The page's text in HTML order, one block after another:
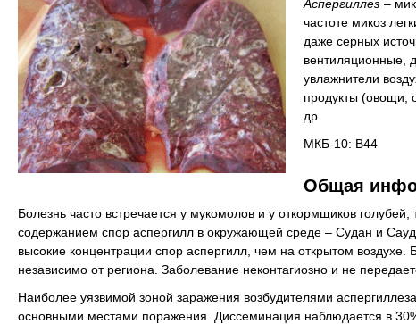
Аспергиллез –
частоте микоз
даже серных
вентиляционные,
увлажнители
продукты (овощи,
др.
МКБ-10: В44
Общая
Болезнь часто встречается у мукомолов и у откормщиков
содержанием спор аспергилл в окружающей среде – Судан и
высокие концентрации спор аспергилл, чем на открытом
независимо от региона. Заболевание неконтагиозно и не
Наиболее уязвимой зоной заражения возбудителями
основными местами поражения. Диссеминация наблюдается в